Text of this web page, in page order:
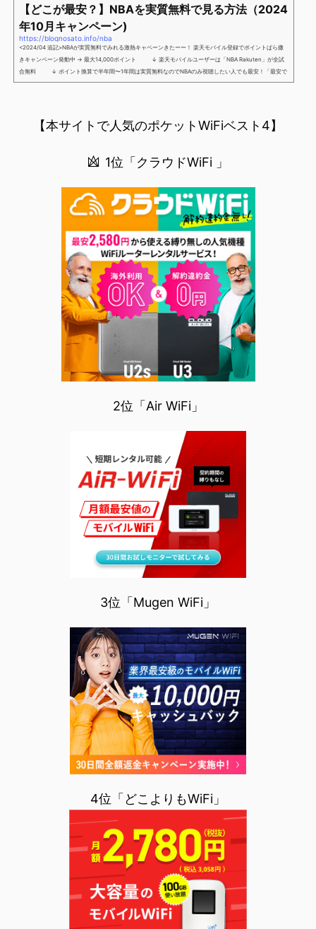
【どこが最安？】NBAを実質無料で見る方法（2024
年10月キャンペーン)
https://blognosato.info/nba
<2024/04 追記>NBAが実質無料でみれる激熱キャペーンきたーー！ 楽天モバイル登録でポイントばら撒
きキャンペーン発動中 → 最大14,000ポイント ↓ 楽天モバイルユーザーは「NBA Rakuten」が全試
合無料 ↓ ポイント換算で半年間〜1年間は実質無料なのでNBAのみ視聴したい人でも最安！「最安で
NBAを見る方法」が「楽天モバイルを契約すること」というもはや意味不明な状況...楽天モバイルでNBAを
【本サイトで人気のポケットWiFiベスト4】
1位「クラウドWiFi 」
2位「Air WiFi」
3位「Mugen WiFi」
4位「どこよりもWiFi」